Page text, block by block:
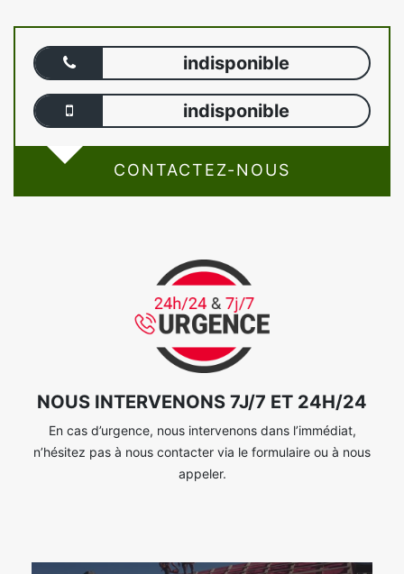
indisponible
indisponible
CONTACTEZ-NOUS
NOUS INTERVENONS 7J/7 ET 24H/24
En cas d’urgence, nous intervenons dans l’immédiat,
n’hésitez pas à nous contacter via le formulaire ou à nous
appeler.